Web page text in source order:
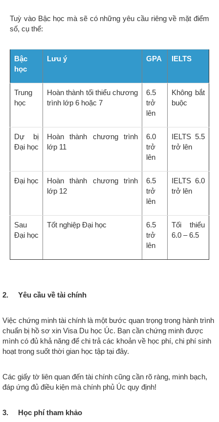
Tuỳ vào Bậc học mà sẽ có những yêu cầu riêng về mặt điểm
số, cụ thể:
Bậc
học
Lưu ý GPA IELTS
Trung
học
Hoàn thành tối thiểu chương
trình lớp 6 hoặc 7
6.5
trở
lên
Không bắt
buộc
Dự bị
Đại học
Hoàn thành chương trình
lớp 11
6.0
trở
lên
IELTS 5.5
trở lên
Đại học
Hoàn thành chương trình
lớp 12
6.5
trở
lên
IELTS 6.0
trở lên
Sau
Đại học
Tốt nghiệp Đại học
6.5
trở
lên
Tối thiểu
6.0 – 6.5
2. Yêu cầu về tài chính
Việc chứng minh tài chính là một bước quan trọng trong hành trình
chuẩn bị hồ sơ xin Visa Du học Úc. Bạn cần chứng minh được
mình có đủ khả năng để chi trả các khoản về học phí, chi phí sinh
hoạt trong suốt thời gian học tập tại đây.
Các giấy tờ liên quan đến tài chính cũng cần rõ ràng, minh bạch,
đáp ứng đủ điều kiện mà chính phủ Úc quy định!
3. Học phí tham khảo